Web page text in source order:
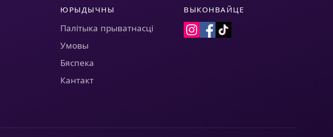
ЮРЫДЫЧНЫ
Палітыка прыватнасці
Умовы
Бяспека
Кантакт
ВЫКОНВАЙЦЕ